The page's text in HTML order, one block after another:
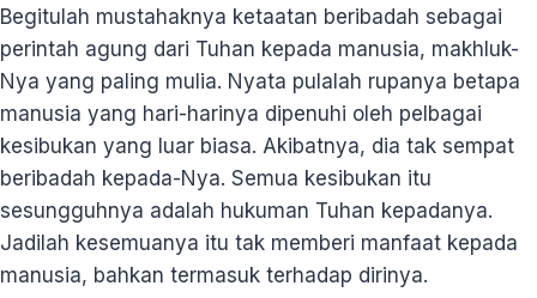
Begitulah mustahaknya ketaatan beribadah sebagai
perintah agung dari Tuhan kepada manusia, makhluk-
Nya yang paling mulia. Nyata pulalah rupanya betapa
manusia yang hari-harinya dipenuhi oleh pelbagai
kesibukan yang luar biasa. Akibatnya, dia tak sempat
beribadah kepada-Nya. Semua kesibukan itu
sesungguhnya adalah hukuman Tuhan kepadanya.
Jadilah kesemuanya itu tak memberi manfaat kepada
manusia, bahkan termasuk terhadap dirinya.